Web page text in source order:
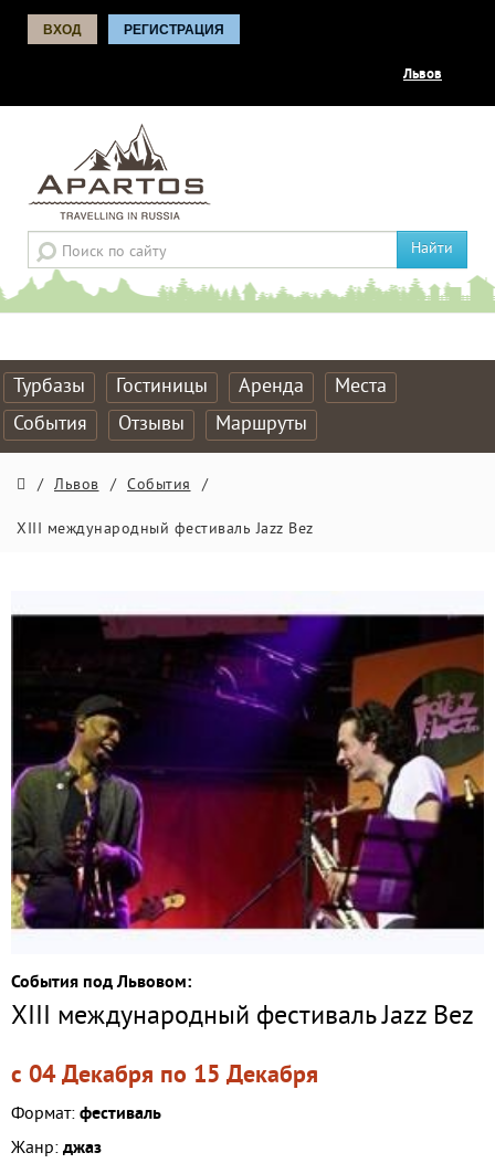
ВХОД РЕГИСТРАЦИЯ
Львов
Найти
Турбазы Гостиницы Аренда
Места
События
Отзывы Маршруты
/ Львов / События /
XIII международный фестиваль Jazz Bez
События под Львовом:
XIII международный фестиваль Jazz Bez
с 04 Декабря по 15 Декабря
Формат: фестиваль
Жанр: джаз